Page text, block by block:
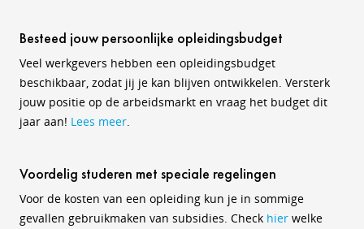
Besteed jouw persoonlijke opleidingsbudget
Veel werkgevers hebben een opleidingsbudget
beschikbaar, zodat jij je kan blijven ontwikkelen. Versterk
jouw positie op de arbeidsmarkt en vraag het budget dit
jaar aan! Lees meer.
Voordelig studeren met speciale regelingen
Voor de kosten van een opleiding kun je in sommige
gevallen gebruikmaken van subsidies. Check hier welke